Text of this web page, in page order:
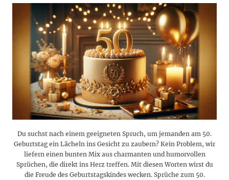
Du suchst nach einem geeigneten Spruch, um jemanden am 50.
Geburtstag ein Lächeln ins Gesicht zu zaubern? Kein Problem, wir
liefern einen bunten Mix aus charmanten und humorvollen
Sprüchen, die direkt ins Herz treffen. Mit diesen Worten wirst du
die Freude des Geburtstagskindes wecken. Sprüche zum 50.